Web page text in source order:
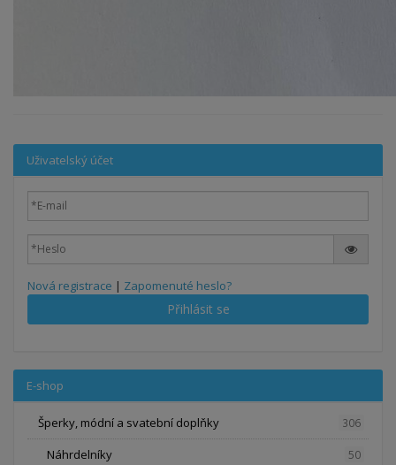
Uživatelský účet
Nová registrace | Zapomenuté heslo?
Přihlásit se
E-shop
Šperky, módní a svatební doplňky 306
Náhrdelníky 50